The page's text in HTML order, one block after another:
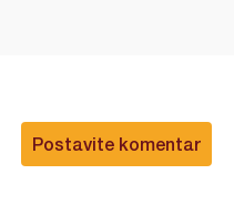
Postavite komentar